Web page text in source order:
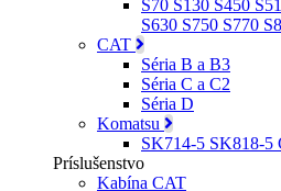
S70 S130 S450
S630 S750 S770
CAT
Séria B a B3
Séria C a C2
Séria D
Komatsu
SK714-5 SK818-5
Príslušenstvo
Kabína CAT